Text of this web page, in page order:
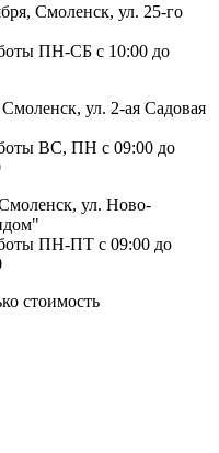
Смоленск, ул. 25-го
ПН-СБ с 10:00 до
ул. 2-ая Садовая
ВС, ПН с 09:00 до
ул. Ново-
ПН-ПТ с 09:00 до
стоимость